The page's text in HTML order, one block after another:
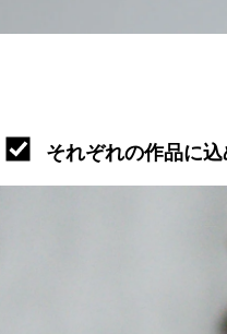
それぞれの作品に